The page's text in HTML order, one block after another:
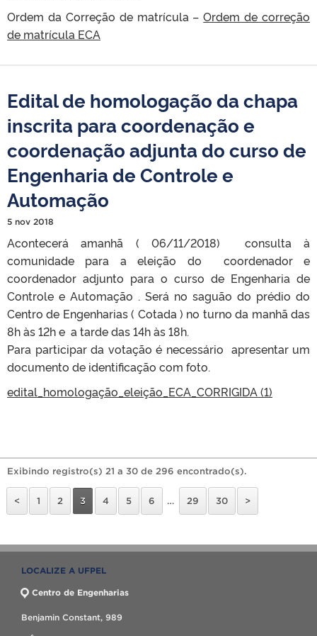
Ordem da Correção de matrícula –Ordem de correção
de matrícula ECA
Edital de homologação da chapa
inscrita para coordenação e
coordenação adjunta do curso de
Engenharia de Controle e
Automação
5 nov 2018
Acontecerá amanhã ( 06/11/2018) consulta à
comunidade para a eleição do coordenador e
coordenador adjunto para o curso de Engenharia de
Controle e Automação . Será no saguão do prédio do
Centro de Engenharias ( Cotada ) no turno da manhã das
8h às 12h e a tarde das 14h às 18h.
Para participar da votação é necessário apresentar um
documento de identificação com foto.
edital_homologação_eleição_ECA_CORRIGIDA (1)
Exibindo registro(s) 21 a 30 de 296 encontrado(s).
< 1 2 3 4 5 6 … 29 30 >
LOCALIZE A UFPEL
Centro de Engenharias
Benjamin Constant, 989